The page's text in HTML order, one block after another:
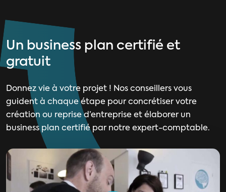
Un business plan certifié et
gratuit
Donnez vie à votre projet ! Nos conseillers vous
guident à chaque étape pour concrétiser votre
création ou reprise d’entreprise et élaborer un
business plan certifié par notre expert-comptable.
Play Video